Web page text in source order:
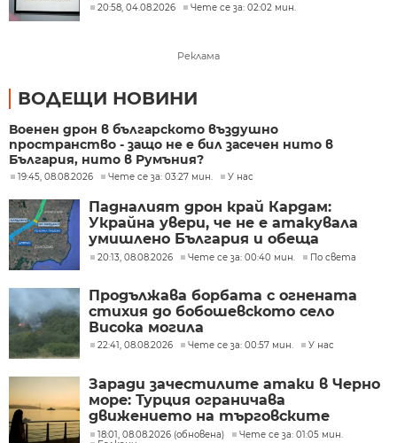
20:58, 04.08.2026 Чете се за: 02:02 мин.
Реклама
ВОДЕЩИ НОВИНИ
Военен дрон в българското въздушно
пространство - защо не е бил засечен нито в
България, нито в Румъния?
19:45, 08.08.2026 Чете се за: 03:27 мин. У нас
Падналият дрон край Кардам:
Украйна увери, че не е атакувала
умишлено България и обеща
разследване
20:13, 08.08.2026 Чете се за: 00:40 мин. По света
Продължава борбата с огнената
стихия до бобошевското село
Висока могила
22:41, 08.08.2026 Чете се за: 00:57 мин. У нас
Заради зачестилите атаки в Черно
море: Турция ограничава
движението на търговските
кораби
18:01, 08.08.2026 (обновена)
Чете се за: 01:05 мин.